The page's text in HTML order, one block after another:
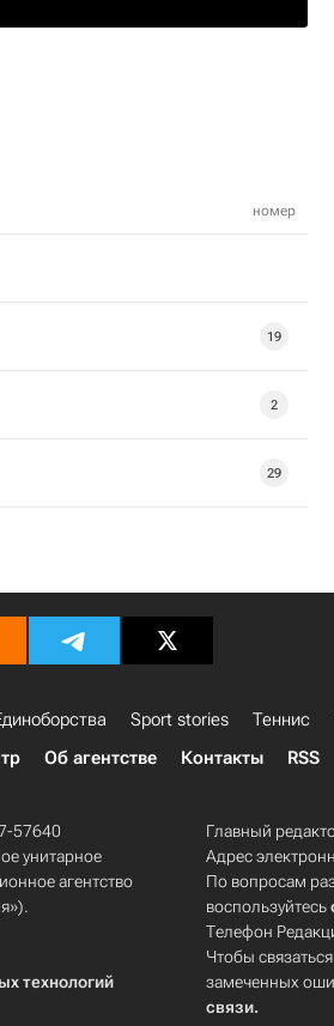
номер
19
2
29
Sport stories Теннис
Об агентстве Контакты RSS
57640
унитарное
агентство
технологий
Главный
Адрес
По вопросам
воспользуйтесь
Телефон
Чтобы
замеченных
связи.